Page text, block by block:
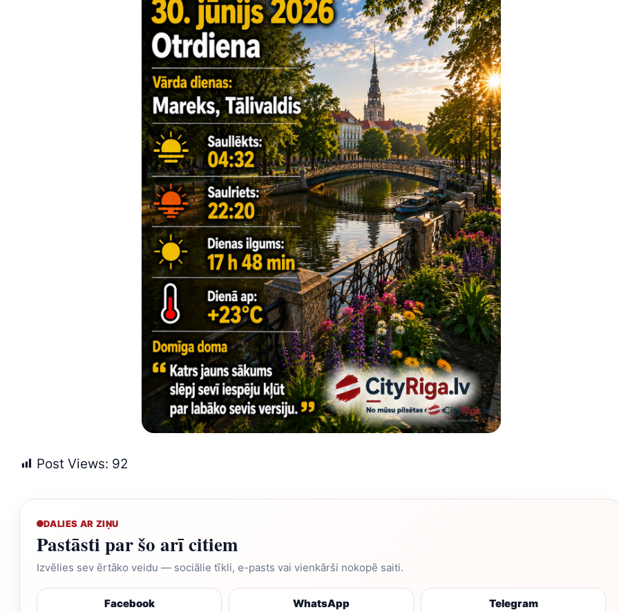
Post Views: 92
DALIES AR ZIŅU
Pastāsti par šo arī citiem
Izvēlies sev ērtāko veidu — sociālie tīkli, e-pasts vai vienkārši nokopē saiti.
Facebook WhatsApp Telegram